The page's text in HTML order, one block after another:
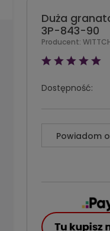
Duża
3P-843-90
Producent:
Dostępność:
Powiadom